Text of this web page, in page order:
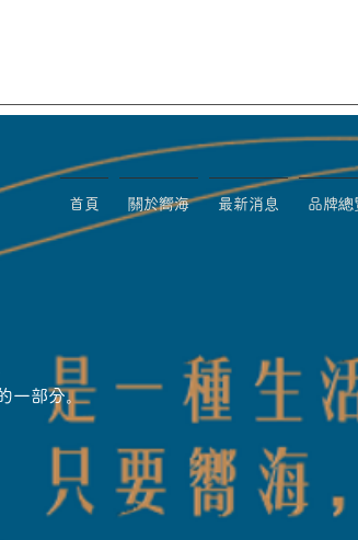
一部分。
首頁 關於嚮海 最新消息 品牌總